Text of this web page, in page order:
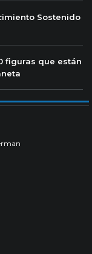
Sostenido
figuras que están